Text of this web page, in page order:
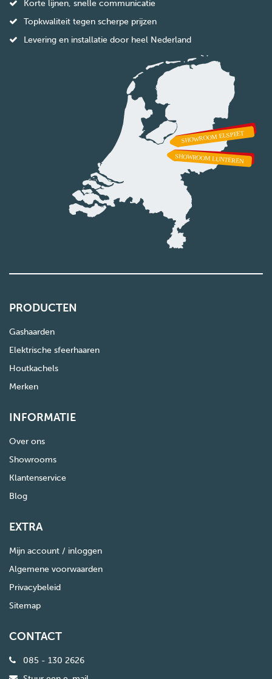
Korte lijnen, snelle communicatie
Topkwaliteit tegen scherpe prijzen
Levering en installatie door heel Nederland
PRODUCTEN
Gashaarden
Elektrische sfeerhaaren
Houtkachels
Merken
INFORMATIE
Over ons
Showrooms
Klantenservice
Blog
EXTRA
Mijn account / inloggen
Algemene voorwaarden
Privacybeleid
Sitemap
CONTACT
085 - 130 2626